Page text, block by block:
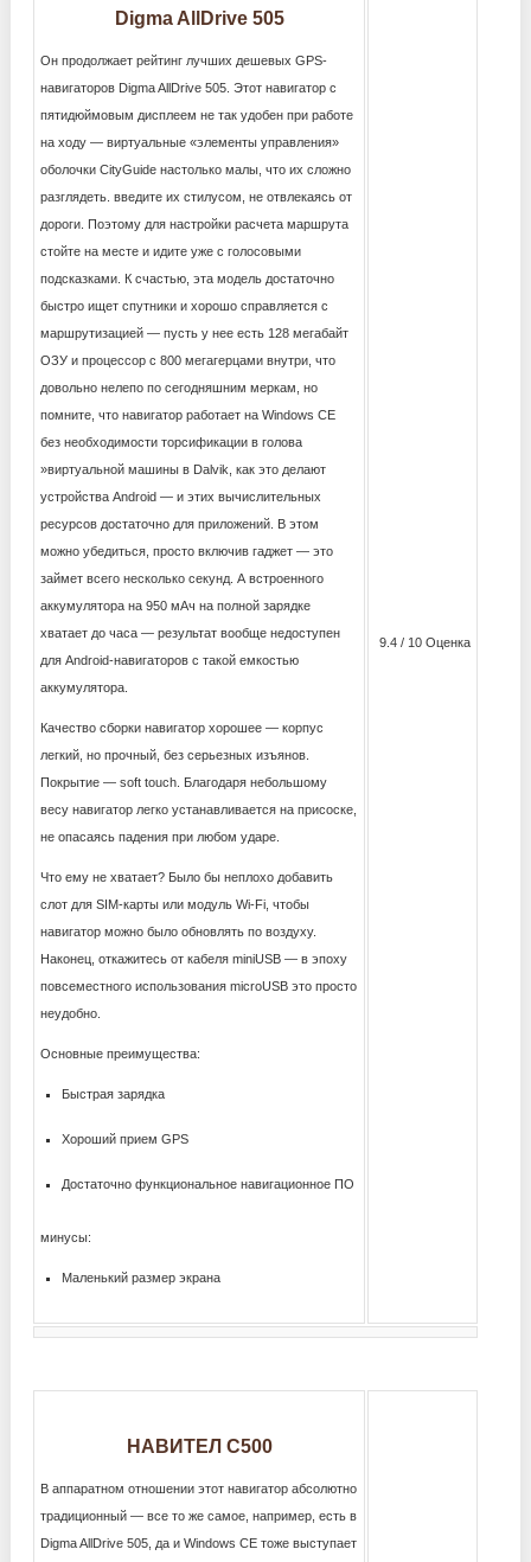
Digma AllDrive 505
Он продолжает рейтинг лучших дешевых GPS-
навигаторов Digma AllDrive 505. Этот навигатор с
пятидюймовым дисплеем не так удобен при работе
на ходу — виртуальные «элементы управления»
оболочки CityGuide настолько малы, что их сложно
разглядеть. введите их стилусом, не отвлекаясь от
дороги. Поэтому для настройки расчета маршрута
стойте на месте и идите уже с голосовыми
подсказками. К счастью, эта модель достаточно
быстро ищет спутники и хорошо справляется с
маршрутизацией — пусть у нее есть 128 мегабайт
ОЗУ и процессор с 800 мегагерцами внутри, что
довольно нелепо по сегодняшним меркам, но
помните, что навигатор работает на Windows CE
без необходимости торсификации в голова
»виртуальной машины в Dalvik, как это делают
устройства Android — и этих вычислительных
ресурсов достаточно для приложений. В этом
можно убедиться, просто включив гаджет — это
займет всего несколько секунд. А встроенного
аккумулятора на 950 мАч на полной зарядке
хватает до часа — результат вообще недоступен
для Android-навигаторов с такой емкостью
аккумулятора.
Качество сборки навигатор хорошее — корпус
легкий, но прочный, без серьезных изъянов.
Покрытие — soft touch. Благодаря небольшому
весу навигатор легко устанавливается на присоске,
не опасаясь падения при любом ударе.
Что ему не хватает? Было бы неплохо добавить
слот для SIM-карты или модуль Wi-Fi, чтобы
навигатор можно было обновлять по воздуху.
Наконец, откажитесь от кабеля miniUSB — в эпоху
повсеместного использования microUSB это просто
неудобно.
Основные преимущества:
Быстрая зарядка
Хороший прием GPS
Достаточно функциональное навигационное ПО
минусы:
Маленький размер экрана
9.4 / 10 Оценка
НАВИТЕЛ С500
В аппаратном отношении этот навигатор абсолютно
традиционный — все то же самое, например, есть в
Digma AllDrive 505, да и Windows CE тоже выступает